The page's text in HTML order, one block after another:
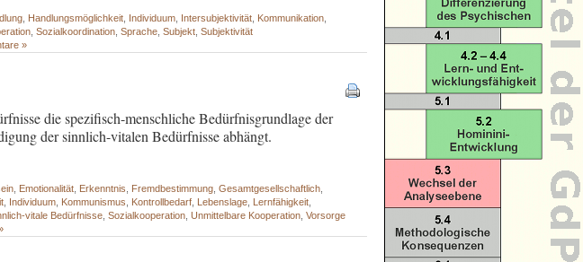
Handlungsmöglichkeit Individuum Intersubjektivität Kommunikation
,Sozialkoordination ,Sprache ,Subjekt ,Subjektivität
»
die spezifisch-menschliche Bedürfnisgrundlage der
der sinnlich-vitalen Bedürfnisse abhängt.
Emotionalität Erkenntnis Fremdbestimmung ,Gesamtgesellschaftlich
Individuum Kommunismus Kontrollbedarf Lebenslage Lernfähigkeit
vitale Bedürfnisse ,Sozialkooperation ,Unmittelbare Kooperation ,Vorsorge